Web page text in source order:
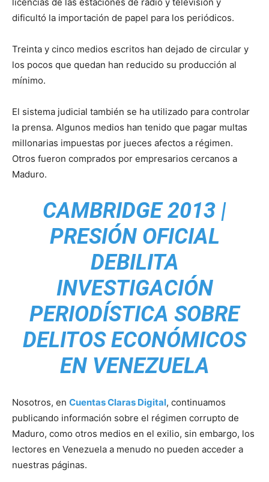
dificultó la importación de papel para los periódicos.
Treinta y cinco medios escritos han dejado de circular y
los pocos que quedan han reducido su producción al
mínimo.
El sistema judicial también se ha utilizado para controlar
la prensa. Algunos medios han tenido que pagar multas
millonarias impuestas por jueces afectos a régimen.
Otros fueron comprados por empresarios cercanos a
Maduro.
CAMBRIDGE 2013 |
PRESIÓN OFICIAL
DEBILITA
INVESTIGACIÓN
PERIODÍSTICA SOBRE
DELITOS ECONÓMICOS
EN VENEZUELA
Nosotros, en Cuentas Claras Digital, continuamos
publicando información sobre el régimen corrupto de
Maduro, como otros medios en el exilio, sin embargo, los
lectores en Venezuela a menudo no pueden acceder a
nuestras páginas.